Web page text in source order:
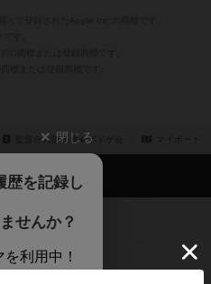
監督@大阪石橋★ボドゲ会
閉じる
歴を記録し
せんか？
利用中！
ー